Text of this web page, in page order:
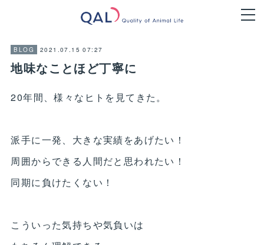
BLOG 2021.07.15 07:27
地味なことほど丁寧に
20年間、様々なヒトを見てきた。
派手に一発、大きな実績をあげたい！
周囲からできる人間だと思われたい！
同期に負けたくない！
こういった気持ちや気負いは